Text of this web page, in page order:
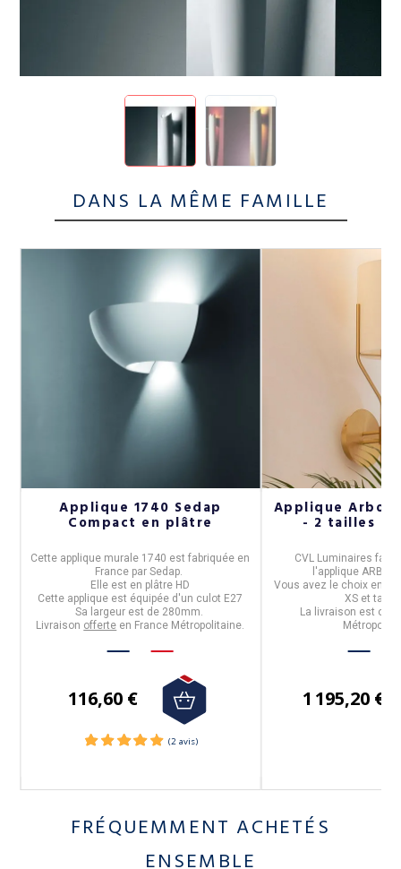
DANS LA MÊME FAMILLE
Applique 1740 Sedap
Compact en plâtre
Cette applique murale 1740 est fabriquée en
France parSedap.
Elle est en plâtre HD
Cette applique est équipée d'un culot E27
Sa largeur est de 280mm.
Livraison offerte en France Métropolitaine.
116,60 €
Applique
- 2 tailles 8
CVL Luminaires
l'applique
Vous avez le choix entre
XS et taille
La livraison est
1 195,20 €
FRÉQUEMMENT ACHETÉS
ENSEMBLE